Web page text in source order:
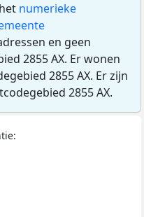
numerieke
en geen
2855 AX. Er wonen
2855 AX. Er zijn
2855 AX.